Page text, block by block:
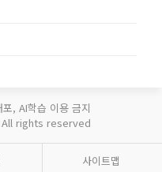
, AI학습 이용 금지
rights reserved
사이트맵